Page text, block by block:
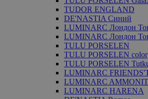
TUDOR ENGLAND
DE'NASTIA Синий
LUMINARC Лондон
LUMINARC Лондон
TULU PORSELEN
TULU PORSELEN color
TULU PORSELEN
LUMINARC
LUMINARC
LUMINARC HARENA